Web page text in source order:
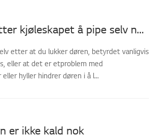
LG-kjøleskap Hvorfor fortsetter kjøleskapet å pipe selv når døren er lukket?
etter at du lukker døren, betyrdet vanligvis
eller at det er etproblem med
hyller hindrer døren i å l...
er ikke kald nok